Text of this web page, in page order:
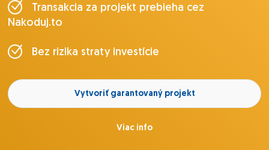
Transakcia za projekt prebieha cez
Nakoduj.to
Bez rizika straty investície
Vytvoriť garantovaný projekt
Viac info